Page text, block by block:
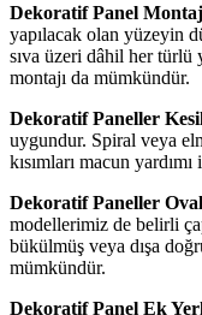
Dekoratif Panel
yapılacak olan yüzeyin
sıva üzeri dâhil her
montajı da mümkündür.
Dekoratif Paneller
uygundur. Spiral veya
kısımları macun
Dekoratif Paneller
modellerimiz de belirli
bükülmüş veya dışa
mümkündür.
Dekoratif Panel Ek